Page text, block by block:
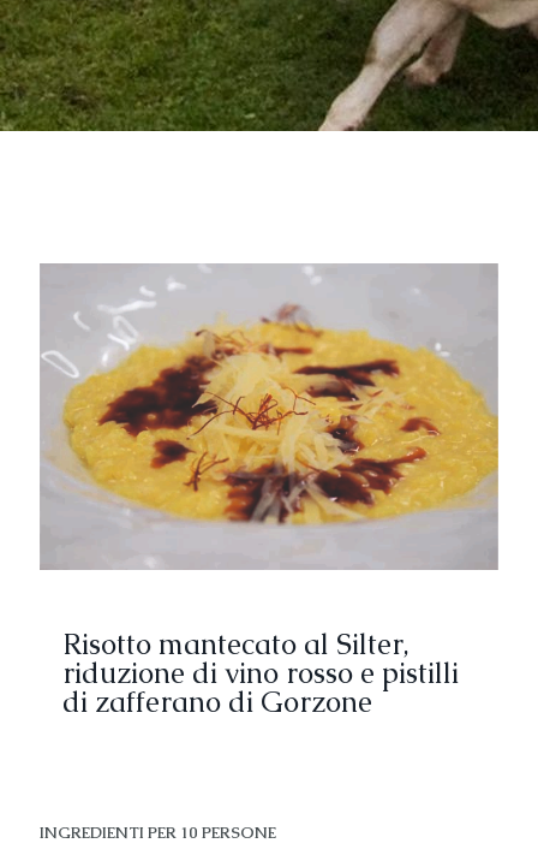
Risotto mantecato al Silter,
riduzione di vino rosso e pistilli
di zafferano di Gorzone
INGREDIENTI PER 10 PERSONE